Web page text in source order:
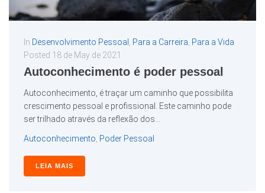
In Desenvolvimento Pessoal Para a Carreira Para a Vida
Posted 18 de May de 2021
Autoconhecimento é poder pessoal
Autoconhecimento, é traçar um caminho que possibilita
crescimento pessoal e profissional. Este caminho pode
ser trilhado através da reflexão dos...
Autoconhecimento Poder Pessoal
LEIA MAIS